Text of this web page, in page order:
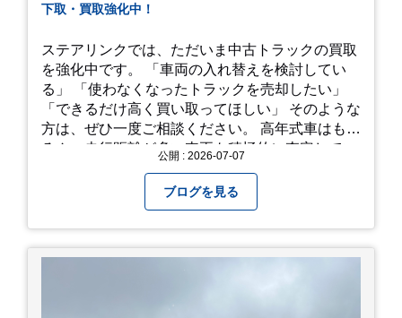
下取・買取強化中！
ステアリンクでは、ただいま中古トラックの買取
を強化中です。 「車両の入れ替えを検討してい
る」 「使わなくなったトラックを売却したい」
「できるだけ高く買い取ってほしい」 そのような
方は、ぜひ一度ご相談ください。 高年式車はもち
ろん、走行距離が多い車両も積極的に査定してい
ただいており、豊富な販売ネットワークを活かし
た高価買取が可能です。
公開 : 2026-07-07
ブログを見る